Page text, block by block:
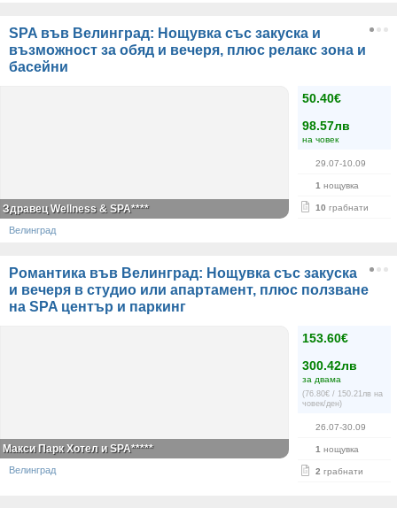
SPA във Велинград: Нощувка със закуска и
възможност за обяд и вечеря, плюс релакс зона и
басейни
50.40€
98.57лв
на човек
29.07-10.09
1 нощувка
10 грабнати
Здравец Wellness & SPA****
Велинград
Романтика във Велинград: Нощувка със закуска
и вечеря в студио или апартамент, плюс ползване
на SPA център и паркинг
153.60€
300.42лв
за двама
(76.80€ / 150.21лв на
човек/ден)
26.07-30.09
1 нощувка
2 грабнати
Макси Парк Хотел и SPA*****
Велинград